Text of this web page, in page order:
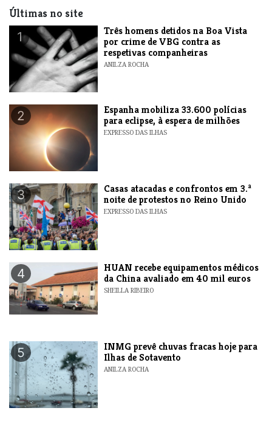
Últimas no site
1
Três homens detidos na Boa Vista
por crime de VBG contra as
respetivas companheiras
ANILZA ROCHA
2
Espanha mobiliza 33.600 polícias
para eclipse, à espera de milhões
EXPRESSO DAS ILHAS
3
Casas atacadas e confrontos em 3.ª
noite de protestos no Reino Unido
EXPRESSO DAS ILHAS
4
HUAN recebe equipamentos médicos
da China avaliado em 40 mil euros
SHEILLA RIBEIRO
5
INMG prevê chuvas fracas hoje para
Ilhas de Sotavento
ANILZA ROCHA